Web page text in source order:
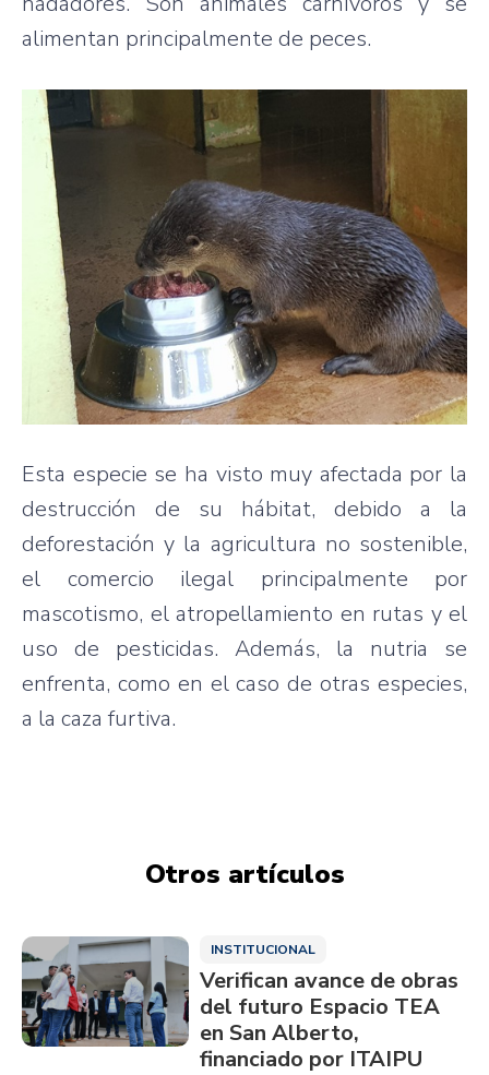
alimentan principalmente de peces.
Esta especie se ha visto muy afectada por la
destrucción de su hábitat, debido a la
deforestación y la agricultura no sostenible,
el comercio ilegal principalmente por
mascotismo, el atropellamiento en rutas y el
uso de pesticidas. Además, la nutria se
enfrenta, como en el caso de otras especies,
a la caza furtiva.
Otros artículos
INSTITUCIONAL
Verifican avance de obras
del futuro Espacio TEA
en San Alberto,
financiado por ITAIPU